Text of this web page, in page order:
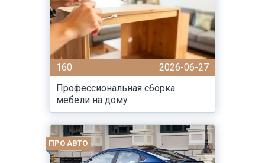
160
2026-06-27
Профессиональная сборка
мебели на дому
ПРО АВТО